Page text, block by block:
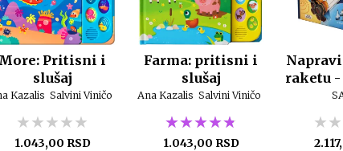
More: Pritisni i
slušaj
Kazalis Salvini Viničo
★★★★★
★★★★★
★★★★★
1.043,00 RSD
Farma: pritisni i
slušaj
Ana Kazalis Salvini Viničo
★★★★★
★★★★★
★★★★★
1.043,00 RSD
raketu -